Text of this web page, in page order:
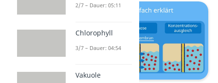
2/7 – Dauer: 05:11
Chlorophyll
3/7 – Dauer: 04:54
Vakuole